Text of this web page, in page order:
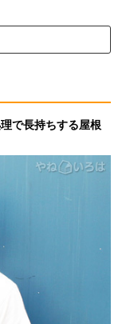
で長持ちする屋根